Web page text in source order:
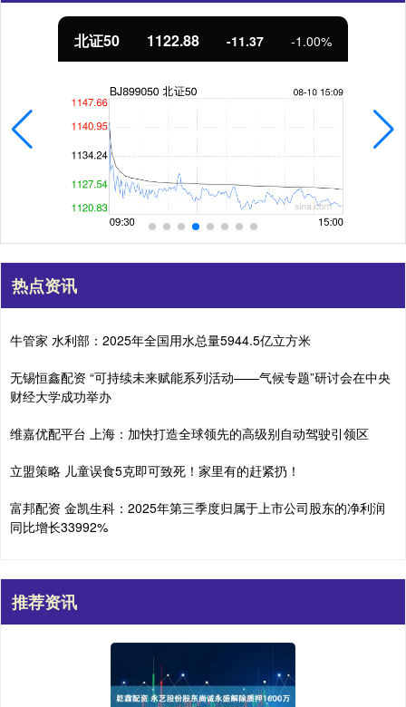
北证50 1122.88 -11.37 -1.00%
热点资讯
牛管家 水利部：2025年全国用水总量5944.5亿立方米
无锡恒鑫配资 “可持续未来赋能系列活动——气候专题”研讨会在中央
财经大学成功举办
维嘉优配平台 上海：加快打造全球领先的高级别自动驾驶引领区
立盟策略 儿童误食5克即可致死！家里有的赶紧扔！
富邦配资 金凯生科：2025年第三季度归属于上市公司股东的净利润
同比增长33992%
推荐资讯